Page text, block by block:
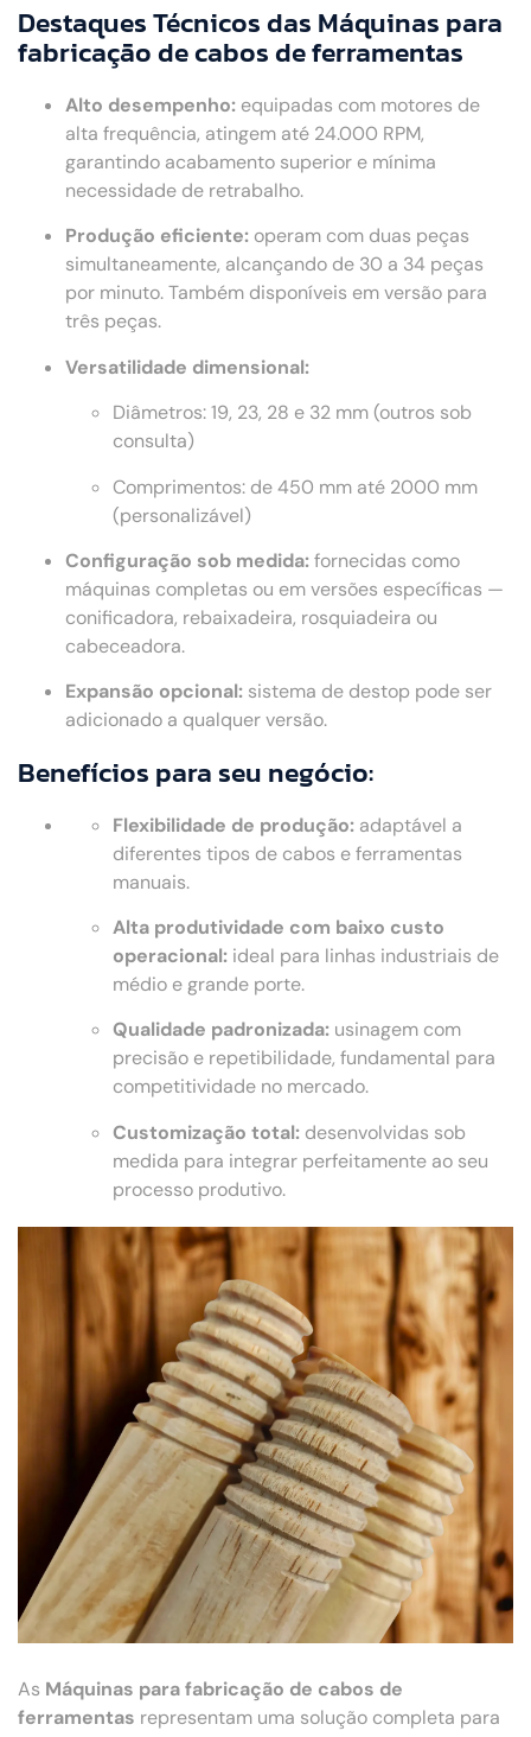
Destaques Técnicos das Máquinas para
fabricação de cabos de ferramentas
Alto desempenho: equipadas com motores de
alta frequência, atingem até 24.000 RPM,
garantindo acabamento superior e mínima
necessidade de retrabalho.
Produção eficiente: operam com duas peças
simultaneamente, alcançando de 30 a 34 peças
por minuto. Também disponíveis em versão para
três peças.
Versatilidade dimensional:
Diâmetros: 19, 23, 28 e 32 mm (outros sob
consulta)
Comprimentos: de 450 mm até 2000 mm
(personalizável)
Configuração sob medida:fornecidas como
máquinas completas ou em versões específicas —
conificadora, rebaixadeira, rosquiadeira ou
cabeceadora.
Expansão opcional: sistema de destop pode ser
adicionado a qualquer versão.
Benefícios para seu negócio:
Flexibilidade de produção: adaptável a
diferentes tipos de cabos e ferramentas
manuais.
Alta produtividade com baixo custo
operacional: ideal para linhas industriais de
médio e grande porte.
Qualidade padronizada: usinagem com
precisão e repetibilidade, fundamental para
competitividade no mercado.
Customização total: desenvolvidas sob
medida para integrar perfeitamente ao seu
processo produtivo.
As Máquinas para fabricação de cabos de
ferramentas representam uma solução completa para